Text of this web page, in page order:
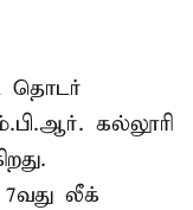
தொடர்
கல்லூரி
லீக்